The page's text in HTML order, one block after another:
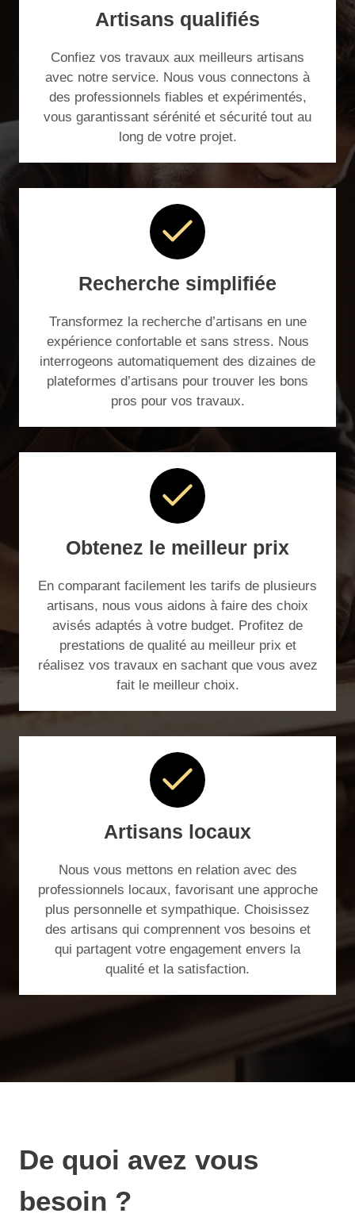
Artisans qualifiés
Confiez vos travaux aux meilleurs artisans
avec notre service. Nous vous connectons à
des professionnels fiables et expérimentés,
vous garantissant sérénité et sécurité tout au
long de votre projet.
Recherche simplifiée
Transformez la recherche d’artisans en une
expérience confortable et sans stress. Nous
interrogeons automatiquement des dizaines de
plateformes d’artisans pour trouver les bons
pros pour vos travaux.
Obtenez le meilleur prix
En comparant facilement les tarifs de plusieurs
artisans, nous vous aidons à faire des choix
avisés adaptés à votre budget. Profitez de
prestations de qualité au meilleur prix et
réalisez vos travaux en sachant que vous avez
fait le meilleur choix.
Artisans locaux
Nous vous mettons en relation avec des
professionnels locaux, favorisant une approche
plus personnelle et sympathique. Choisissez
des artisans qui comprennent vos besoins et
qui partagent votre engagement envers la
qualité et la satisfaction.
De quoi avez vous
besoin ?